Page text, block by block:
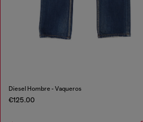
Diesel Hombre - Vaqueros
€125.00